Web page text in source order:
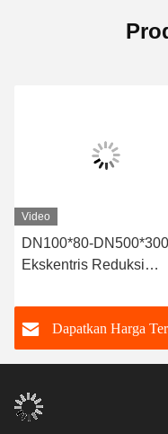
Video
DN100*80-DN500*300
Ekskentris Reduksi
kisaran suhu -15- 80 C
Khusus -30- 150C
Dapatkan Harga